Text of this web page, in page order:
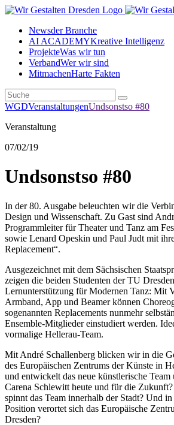
Newsder Branche
AI ACADEMYKreative Intelligenz
ProjekteWas wir tun
VerbandWer wir sind
MitmachenHarte Fakten
WGDVeranstaltungenUndsonstso #80
Veranstaltung
07/02/19
Undsonstso #80
In der 80. Ausgabe beleuchten wir die
Design und Wissenschaft. Zu Gast sind
Programmleiter für Theater und Tanz am
sowie Lenard Opeskin und Paul Judt mit
Replacement“.
Ausgezeichnet mit dem Sächsischen
zeigen die beiden Studenten der TU
Lernunterstützung für Modernen Tanz: Mit
Armband, App und Beamer können
sogenannten Replacements nunmehr
Ensemble-Mitglieder einstudiert werden.
vormalige Hellerau-Team.
Mit André Schallenberg blicken wir in die
des Europäischen Zentrums der Künste in
und entwickelt das neue künstlerische
Carena Schlewitt heute und für die
spinnt das Team innerhalb der Stadt? Und
Position verortet sich das Europäische
Dresden?